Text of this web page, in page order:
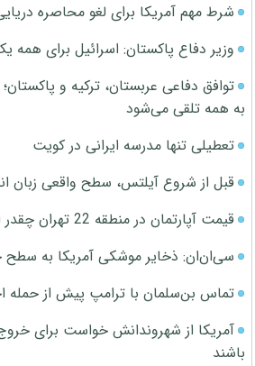
شرط مهم آمریکا برای لغو محاصره
وزیر دفاع پاکستان: اسرائیل برای
توافق دفاعی عربستان، ترکیه و
به همه تلقی می‌شود
تعطیلی تنها مدرسه ایرانی در کویت
قبل از شروع آیلتس، سطح واقعی زبان
قیمت آپارتمان در منطقه 22 تهران چقدر است؟
سی‌ان‌ان: ذخایر موشکی آمریکا به
تماس بن‌سلمان با ترامپ پیش از حمله
آمریکا از شهروندانش خواست برای خروج
باشند